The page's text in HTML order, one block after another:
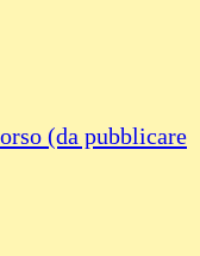
(da pubblicare